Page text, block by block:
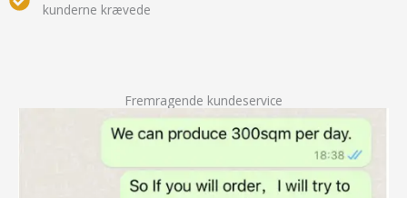
kunderne krævede
Fremragende kundeservice